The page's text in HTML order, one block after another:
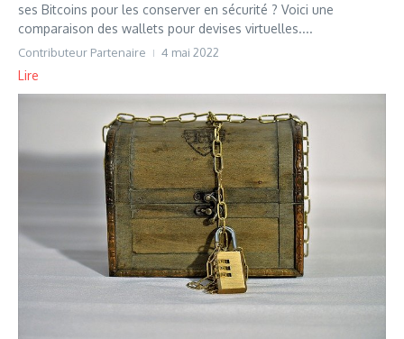
ses Bitcoins pour les conserver en sécurité ? Voici une
comparaison des wallets pour devises virtuelles....
Contributeur Partenaire 4 mai 2022
Lire